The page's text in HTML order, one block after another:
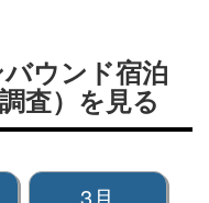
ウンド宿泊
査）を見る